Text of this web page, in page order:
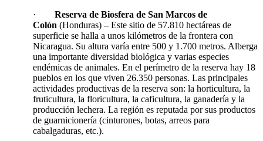
· Reserva de Biosfera de San Marcos de
Colón (Honduras) – Este sitio de 57.810 hectáreas de
superficie se halla a unos kilómetros de la frontera con
Nicaragua. Su altura varía entre 500 y 1.700 metros. Alberga
una importante diversidad biológica y varias especies
endémicas de animales. En el perímetro de la reserva hay 18
pueblos en los que viven 26.350 personas. Las principales
actividades productivas de la reserva son: la horticultura, la
fruticultura, la floricultura, la caficultura, la ganadería y la
producción lechera. La región es reputada por sus productos
de guarnicionería (cinturones, botas, arreos para
cabalgaduras, etc.).